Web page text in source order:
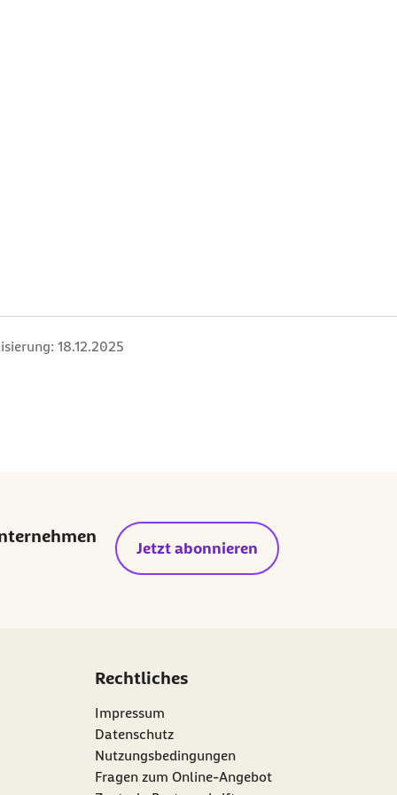
18.12.2025
Jetzt abonnieren
Rechtliches
Impressum
Datenschutz
Nutzungsbedingungen
Fragen zum Online-Angebot